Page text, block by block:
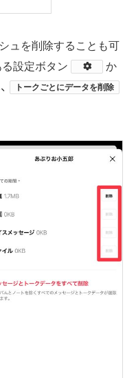
ュを削除することも可
る設定ボタン
​か
トークごとにデータを削除